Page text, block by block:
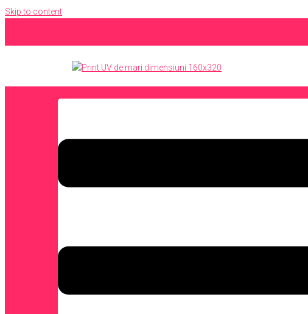
Skip to content